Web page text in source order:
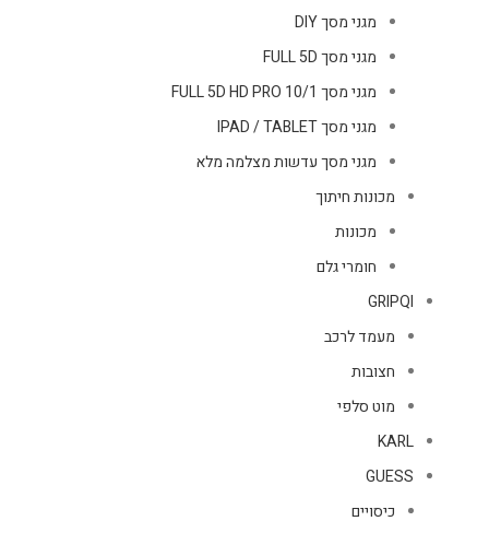
מגני מסך DIY
מגני מסך FULL 5D
מגני מסך FULL 5D HD PRO 10/1
מגני מסך IPAD / TABLET
מגני מסך עדשות מצלמה מלא
מכונות חיתוך
מכונות
חומרי גלם
GRIPQI
מעמד לרכב
חצובות
מוט סלפי
KARL
GUESS
כיסויים